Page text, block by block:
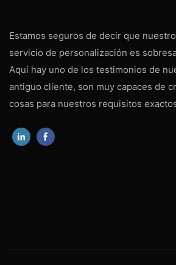
Estamos seguros de decir que nuestro
servicio de personalización es
Aquí hay uno de los testimonios de
antiguo cliente, son muy capaces de
cosas para nuestros requisitos